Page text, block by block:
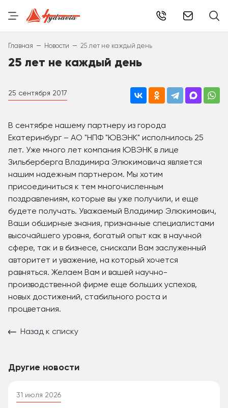
Главная – Новости – 25 лет не каждый день
25 лет не каждый день
25 сентября 2017
В сентябре нашему партнеру из города
Екатеринбург – АО "НПФ "ЮВЭНК" исполнилось 25
лет. Уже много лет компания ЮВЭНК в лице
Зильберберга Владимира Элюкимовича является
нашим надежным партнером. Мы хотим
присоединиться к тем многочисленным
поздравлениям, которые вы уже получили, и еще
будете получать. Уважаемый Владимир Элюкимович,
Ваши обширные знания, признанные специалистами
высочайшего уровня, богатый опыт как в научной
сфере, так и в бизнесе, снискали Вам заслуженный
авторитет и уважение, на который хочется
равняться. Желаем Вам и вашей научно-
производственной фирме еще больших успехов,
новых достижений, стабильного роста и
процветания.
Назад к списку
Другие новости
31 июля 2026